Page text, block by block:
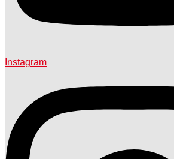
Instagram